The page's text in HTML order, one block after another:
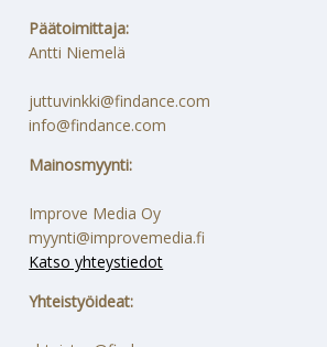
Päätoimittaja:
Antti Niemelä
juttuvinkki@findance.com
info@findance.com
Mainosmyynti:
Improve Media Oy
myynti@improvemedia.fi
Katso yhteystiedot
Yhteistyöideat: